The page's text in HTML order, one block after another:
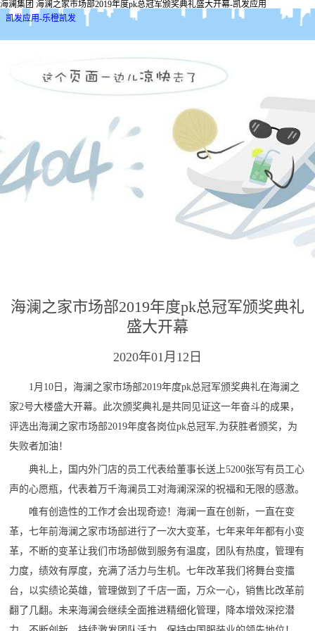
海澜集团 海澜之家市场部2019年度pk总冠军颁奖典礼盛大开幕-凯发应用
凯发应用-乐橙凯发
海澜之家市场部2019年度pk总冠军颁奖典礼
盛大开幕
2020年01月12日
1月10日，海澜之家市场部2019年度pk总冠军颁奖典礼在海澜之
家2号大楼盛大开幕。此次颁奖典礼是共同见证这一年奋斗的成果，
评选出海澜之家市场部2019年度各岗位pk总冠军,为获胜者颁奖，为
失败者加油！
典礼上，国内外门店的员工代表给董事长送上5200张写有员工心
声的心愿瓶，代表着万千海澜员工对海澜深深的祝福和无限的感激。
唯有创造性的工作才会出现奇迹！海澜一直在创新，一直在变
革，七年前海澜之家市场部进行了一次大变革，七年来年年都有小变
革，不断的变革让我们市场部做到服务有温度，团队有热度，管理有
力度，绩效有厚度，充满了活力与生机。七年改革我们将舞台变擂
台，以实绩论英雄，管理做到了千店一面，万众一心，销售比改革前
翻了几翻。未来海澜会继续全面推进精细化管理，降本增效深挖潜